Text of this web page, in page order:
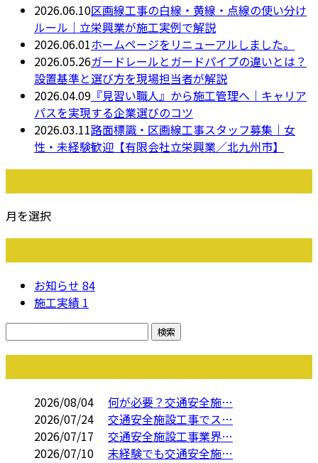
2026.06.10区画線工事の白線・黄線・点線の使い分け
ルール｜立栄興業が施工実例で解説
2026.06.01ホームページをリニューアルしました。
2026.05.26ガードレールとガードパイプの違いとは？
設置基準と選び方を現場担当者が解説
2026.04.09 『見習い職人』から施工管理へ｜キャリア
パスを実現する企業選びのコツ
2026.03.11路面標識・区画線工事スタッフ募集｜女
性・未経験歓迎【有限会社立栄興業／北九州市】
月を選択
お知らせ 84
施工実績 1
2026/08/04
何が必要？交通安全施…
2026/07/24
交通安全施設工事でス…
2026/07/17
交通安全施設工事業界…
2026/07/10
未経験でも交通安全施…